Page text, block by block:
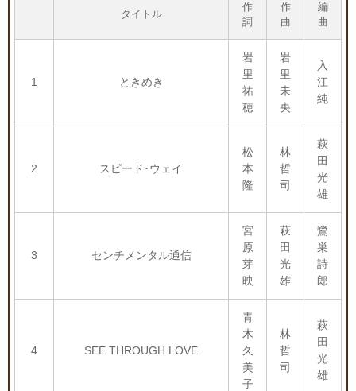
タイトル
作
詞
作
曲
編
曲
1 ときめき
岩
里
祐
穂
岩
里
未
央
入
江
純
2 スピード･ウェイ
松
本
隆
林
哲
司
萩
田
光
雄
3 センチメンタル通信
宮
原
芽
映
萩
田
光
雄
鷺
巣
詩
郎
4 SEE THROUGH LOVE
青
木
久
美
子
林
哲
司
萩
田
光
雄